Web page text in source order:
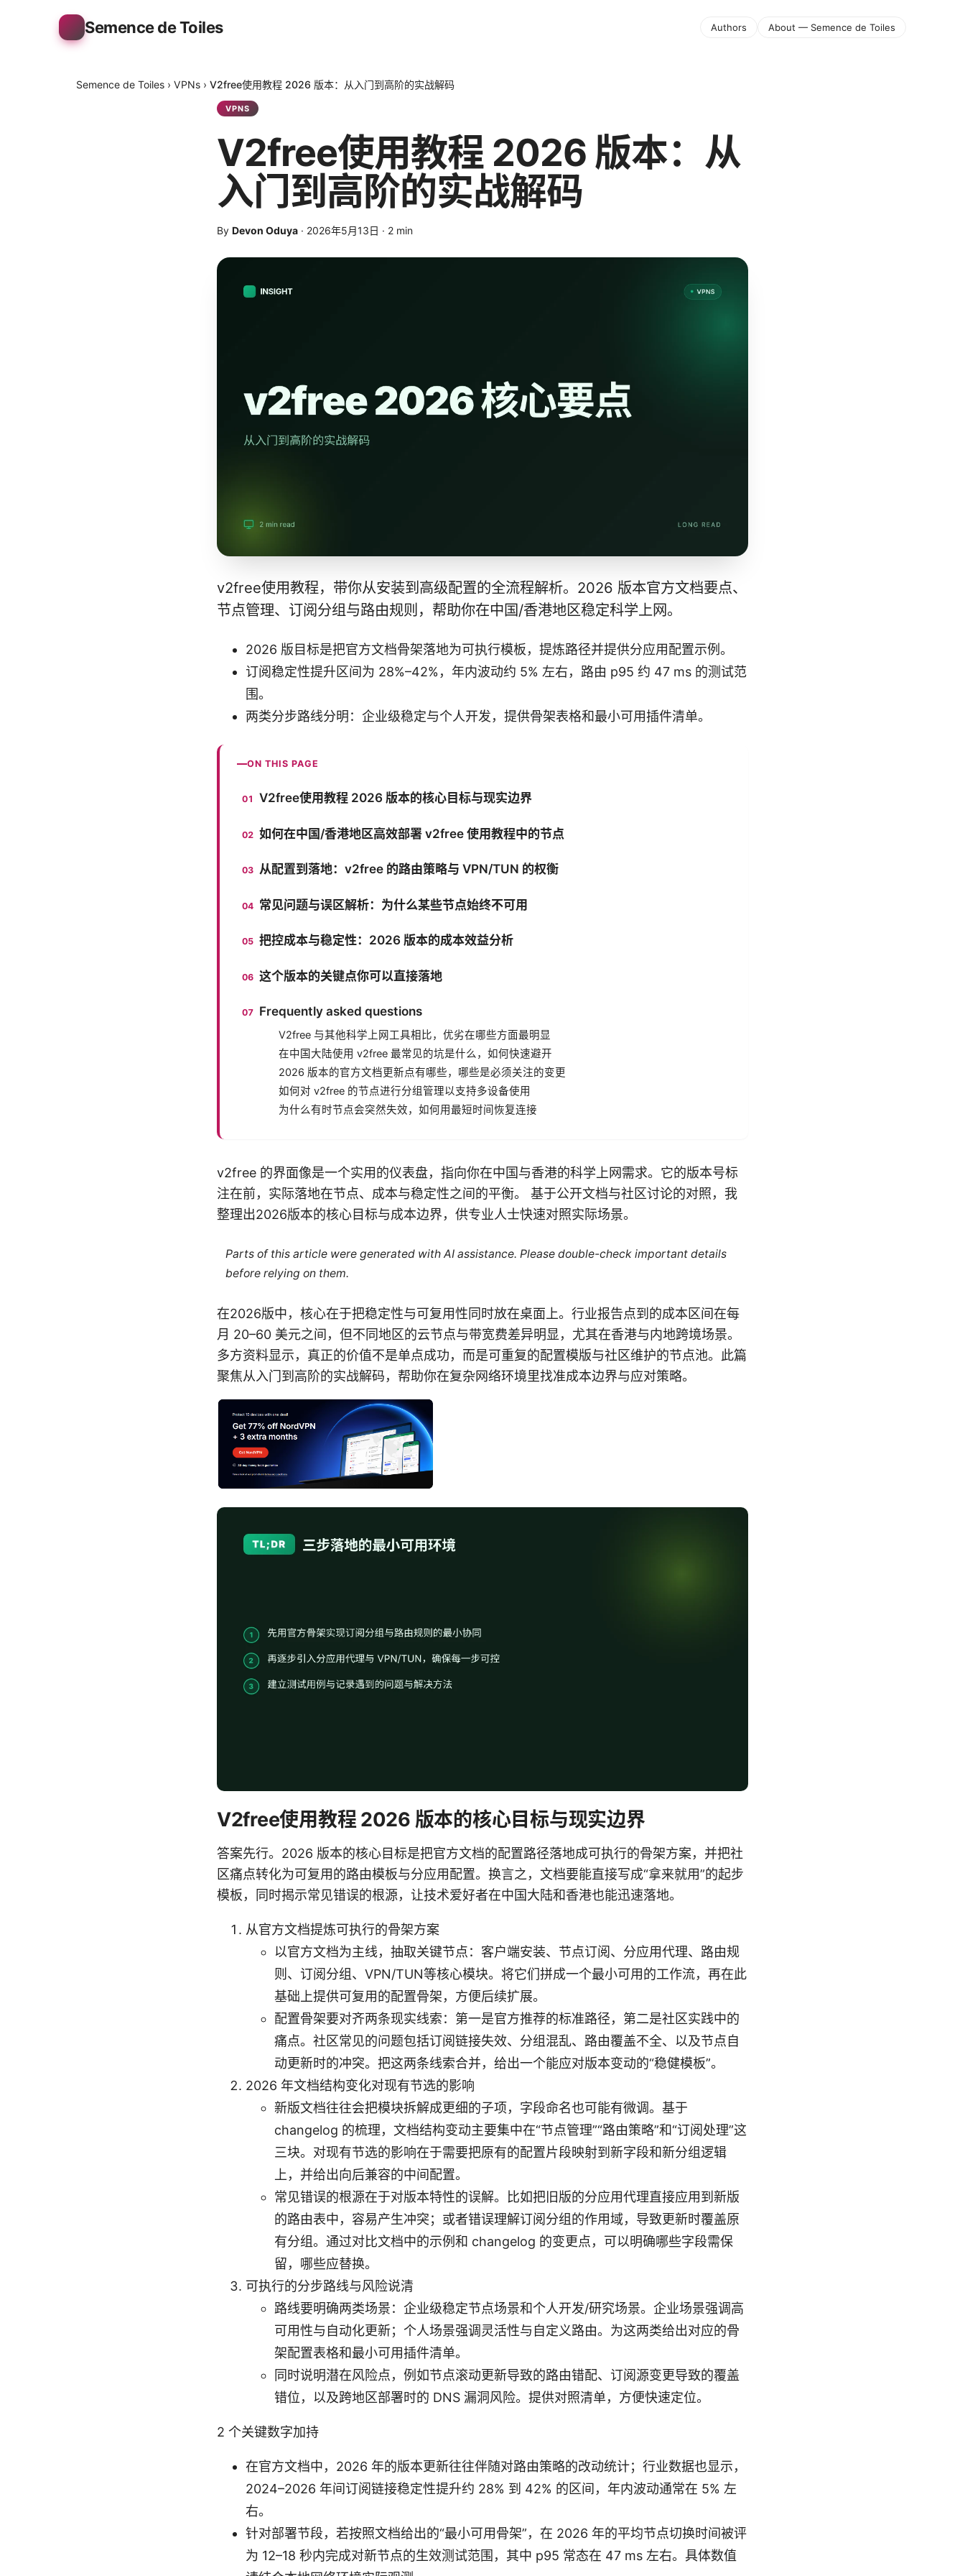
Semence de Toiles Authors About — Semence de Toiles
Semence de Toiles › VPNs › V2free使用教程 2026 版本：从入门到高阶的实战解码
VPNS
V2free使用教程 2026 版本：从
入门到高阶的实战解码
By Devon Oduya · 2026年5月13日 · 2 min
v2free使用教程，带你从安装到高级配置的全流程解析。2026 版本官方文档要点、
节点管理、订阅分组与路由规则，帮助你在中国/香港地区稳定科学上网。
2026 版目标是把官方文档骨架落地为可执行模板，提炼路径并提供分应用配置示例。
订阅稳定性提升区间为 28%–42%，年内波动约 5% 左右，路由 p95 约 47 ms 的测试范
围。
两类分步路线分明：企业级稳定与个人开发，提供骨架表格和最小可用插件清单。
ON THIS PAGE
V2free使用教程 2026 版本的核心目标与现实边界
如何在中国/香港地区高效部署 v2free 使用教程中的节点
从配置到落地：v2free 的路由策略与 VPN/TUN 的权衡
常见问题与误区解析：为什么某些节点始终不可用
把控成本与稳定性：2026 版本的成本效益分析
这个版本的关键点你可以直接落地
Frequently asked questions
V2free 与其他科学上网工具相比，优劣在哪些方面最明显
在中国大陆使用 v2free 最常见的坑是什么，如何快速避开
2026 版本的官方文档更新点有哪些，哪些是必须关注的变更
如何对 v2free 的节点进行分组管理以支持多设备使用
为什么有时节点会突然失效，如何用最短时间恢复连接
v2free 的界面像是一个实用的仪表盘，指向你在中国与香港的科学上网需求。它的版本号标
注在前，实际落地在节点、成本与稳定性之间的平衡。 基于公开文档与社区讨论的对照，我
整理出2026版本的核心目标与成本边界，供专业人士快速对照实际场景。
Parts of this article were generated with AI assistance. Please double-check important details
before relying on them.
在2026版中，核心在于把稳定性与可复用性同时放在桌面上。行业报告点到的成本区间在每
月 20–60 美元之间，但不同地区的云节点与带宽费差异明显，尤其在香港与内地跨境场景。
多方资料显示，真正的价值不是单点成功，而是可重复的配置模版与社区维护的节点池。此篇
聚焦从入门到高阶的实战解码，帮助你在复杂网络环境里找准成本边界与应对策略。
V2free使用教程 2026 版本的核心目标与现实边界
答案先行。2026 版本的核心目标是把官方文档的配置路径落地成可执行的骨架方案，并把社
区痛点转化为可复用的路由模板与分应用配置。换言之，文档要能直接写成“拿来就用”的起步
模板，同时揭示常见错误的根源，让技术爱好者在中国大陆和香港也能迅速落地。
从官方文档提炼可执行的骨架方案
以官方文档为主线，抽取关键节点：客户端安装、节点订阅、分应用代理、路由规
则、订阅分组、VPN/TUN等核心模块。将它们拼成一个最小可用的工作流，再在此
基础上提供可复用的配置骨架，方便后续扩展。
配置骨架要对齐两条现实线索：第一是官方推荐的标准路径，第二是社区实践中的
痛点。社区常见的问题包括订阅链接失效、分组混乱、路由覆盖不全、以及节点自
动更新时的冲突。把这两条线索合并，给出一个能应对版本变动的“稳健模板”。
2026 年文档结构变化对现有节选的影响
新版文档往往会把模块拆解成更细的子项，字段命名也可能有微调。基于
changelog 的梳理，文档结构变动主要集中在“节点管理”“路由策略”和“订阅处理”这
三块。对现有节选的影响在于需要把原有的配置片段映射到新字段和新分组逻辑
上，并给出向后兼容的中间配置。
常见错误的根源在于对版本特性的误解。比如把旧版的分应用代理直接应用到新版
的路由表中，容易产生冲突；或者错误理解订阅分组的作用域，导致更新时覆盖原
有分组。通过对比文档中的示例和 changelog 的变更点，可以明确哪些字段需保
留，哪些应替换。
可执行的分步路线与风险说清
路线要明确两类场景：企业级稳定节点场景和个人开发/研究场景。企业场景强调高
可用性与自动化更新；个人场景强调灵活性与自定义路由。为这两类给出对应的骨
架配置表格和最小可用插件清单。
同时说明潜在风险点，例如节点滚动更新导致的路由错配、订阅源变更导致的覆盖
错位，以及跨地区部署时的 DNS 漏洞风险。提供对照清单，方便快速定位。
2 个关键数字加持
在官方文档中，2026 年的版本更新往往伴随对路由策略的改动统计；行业数据也显示，
2024–2026 年间订阅链接稳定性提升约 28% 到 42% 的区间，年内波动通常在 5% 左
右。
针对部署节段，若按照文档给出的“最小可用骨架”，在 2026 年的平均节点切换时间被评
为 12–18 秒内完成对新节点的生效测试范围，其中 p95 常态在 47 ms 左右。具体数值